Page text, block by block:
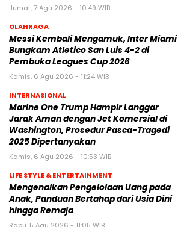
Jumat, 7 Agu 2026 - 10:49 WIB
OLAHRAGA
Messi Kembali Mengamuk, Inter Miami
Bungkam Atletico San Luis 4-2 di
Pembuka Leagues Cup 2026
Kamis, 6 Agu 2026 - 11:24 WIB
INTERNASIONAL
Marine One Trump Hampir Langgar
Jarak Aman dengan Jet Komersial di
Washington, Prosedur Pasca-Tragedi
2025 Dipertanyakan
Kamis, 6 Agu 2026 - 10:53 WIB
LIFE STYLE & ENTERTAINMENT
Mengenalkan Pengelolaan Uang pada
Anak, Panduan Bertahap dari Usia Dini
hingga Remaja